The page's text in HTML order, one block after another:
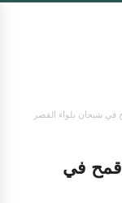
شيحان بلواء القصر
في